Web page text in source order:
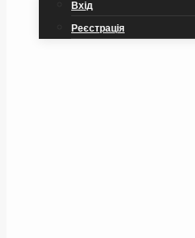
Вхід
Реєстрація